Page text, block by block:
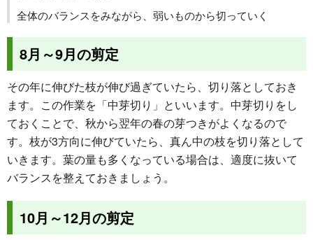
全体のバランスをみながら、弱いものから切っていく
8月～9月の剪定
その年に伸びた枝が伸び過ぎていたら、切り落としておき
ます。この作業を「中芽切り」といいます。中芽切りをし
ておくことで、秋から翌年の春の芽つきがよくなるので
す。枝が3方向に伸びていたら、真ん中の枝を切り落として
いきます。葉の量も多くなっている場合は、適度に抜いて
バランスを整えておきましょう。
10月～12月の剪定